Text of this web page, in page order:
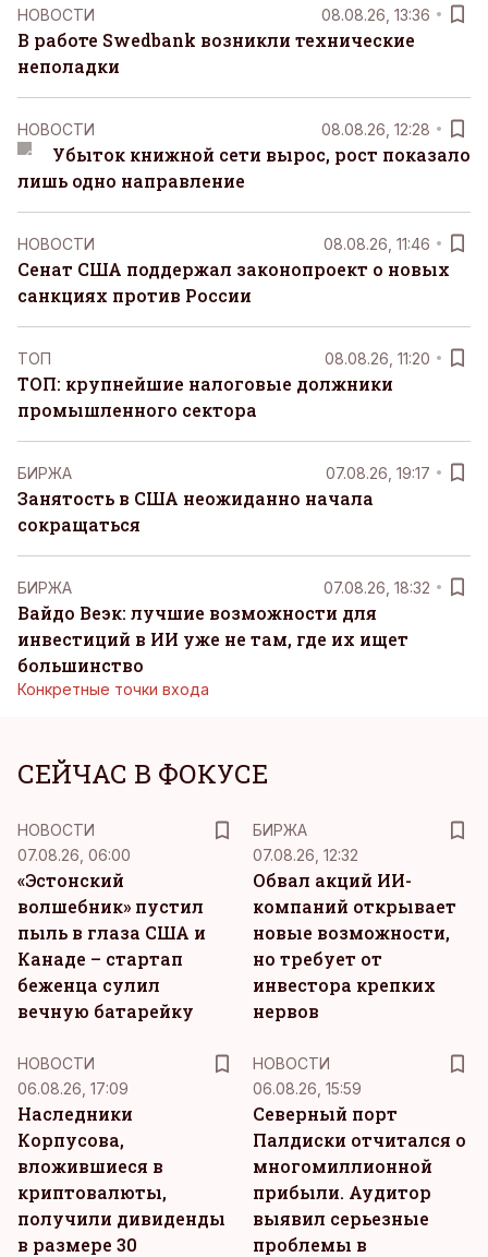
НОВОСТИ 08.08.26, 13:36
В работе Swedbank возникли технические
неполадки
НОВОСТИ 08.08.26, 12:28
Убыток книжной сети вырос, рост показало
лишь одно направление
НОВОСТИ 08.08.26, 11:46
Сенат США поддержал законопроект о новых
санкциях против России
ТОП 08.08.26, 11:20
ТОП: крупнейшие налоговые должники
промышленного сектора
БИРЖА 07.08.26, 19:17
Занятость в США неожиданно начала
сокращаться
БИРЖА 07.08.26, 18:32
Вайдо Веэк: лучшие возможности для
инвестиций в ИИ уже не там, где их ищет
большинство
Конкретные точки входа
СЕЙЧАС В ФОКУСЕ
НОВОСТИ
07.08.26, 06:00
«Эстонский
волшебник» пустил
пыль в глаза США и
Канаде – стартап
беженца сулил
вечную батарейку
БИРЖА
07.08.26, 12:32
Обвал акций ИИ-
компаний открывает
новые возможности,
но требует от
инвестора крепких
нервов
НОВОСТИ
06.08.26, 17:09
Наследники
Корпусова,
вложившиеся в
криптовалюты,
получили дивиденды
в размере 30
НОВОСТИ
06.08.26, 15:59
Северный порт
Палдиски отчитался о
многомиллионной
прибыли. Аудитор
выявил серьезные
проблемы в